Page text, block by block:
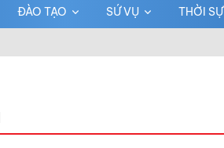
ĐÀO TẠO SỨ VỤ THỜI SỰ